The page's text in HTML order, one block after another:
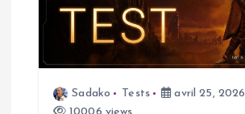
Sadako Tests
avril 25, 2026